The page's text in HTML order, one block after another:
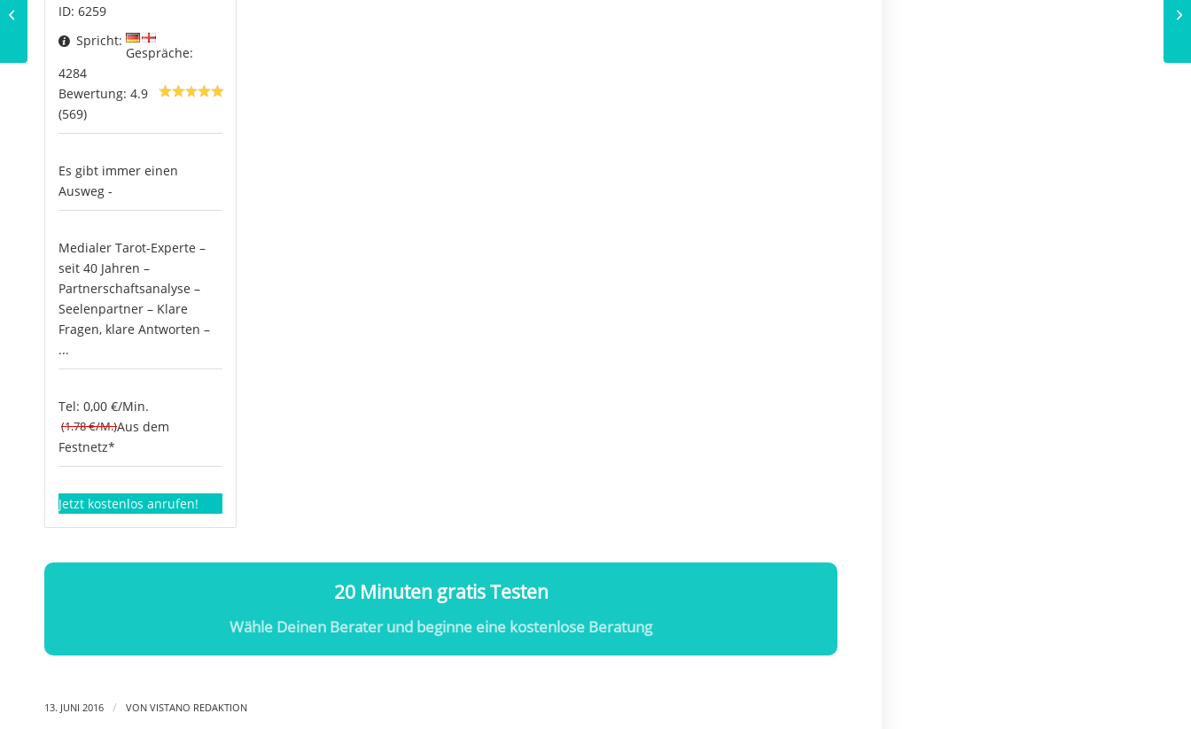
ID: 6259
Spricht:
Gespräche:
4284
Bewertung: 4.9
(569)
Es gibt immer einen
Ausweg -
Medialer Tarot-Experte –
seit 40 Jahren –
Partnerschaftsanalyse –
Seelenpartner – Klare
Fragen, klare Antworten –
...
Tel: 0,00 €/Min.
(1.78 €/M.)Aus dem
Festnetz*
Jetzt kostenlos anrufen!
20 Minuten gratis Testen
Wähle Deinen Berater und beginne eine kostenlose Beratung
13. JUNI 2016 / VON VISTANO REDAKTION
Geschenke für Stiere